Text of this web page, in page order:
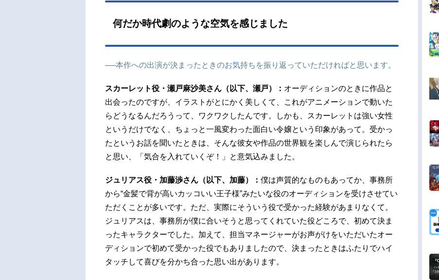
何だか時代劇のような空気を感じました
──本作への出演が決まったときのお気持ちを振り返っていただければと思います。
スカーレット役・瀬戸麻沙美さん（以下、瀬戸）： オーディションのときに作品と
出会ったのですが、イラストがとにかく美しくて、これがアニメーションで動いた
らどうなるんだろうって、ワクワクしたんです。しかも、スカーレットは強い女性
というだけでなく、ちょっと一風変わった面白い令嬢という印象があって。受かっ
たというお話を聞いたときは、そんな彼女や作品の世界観を楽しんで演じられたら
と思い、「気合を入れていくぞ！」と意気込みました。
ジュリアス役・加藤渉さん（以下、加藤）： 僕は声質的なものもあってか、事務所
から“金髪で背が高いカッコいい王子様”みたいな役のオーディションを受けさせてい
ただくことが多いです。ただ、実際にそういう役で受かった経験があまりなくて。
ジュリアスは、事務所が僕に合いそうと思ってくれていた役どころで、初めて決ま
ったキャラクターでした。加えて、担当マネージャーがお声がけをいただいたオー
ディションで初めて受かった役でもありましたので、決まったときはふたりでハイ
タッチして喜びを分かち合った思い出があります。